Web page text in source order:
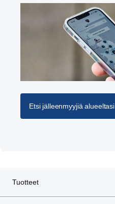
Etsi jälleenmyyjiä alueeltasi
Tuotteet